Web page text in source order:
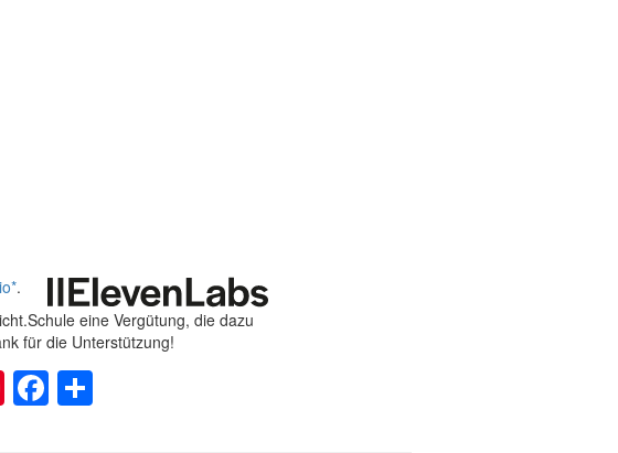
*.
eine Vergütung, die dazu
für die Unterstützung!
Pinterest
Facebook